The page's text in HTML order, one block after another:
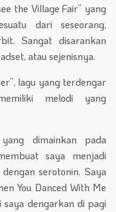
the Village Fair” yang
dari seseorang,
Sangat disarankan
atau sejenisnya.
lagu yang terdengar
melodi yang
dimainkan pada
saya menjadi
serotonin. Saya
You Danced With Me
dengarkan di pagi